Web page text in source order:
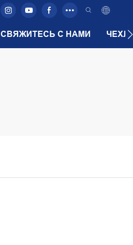
СВЯЖИТЕСЬ С НАМИ